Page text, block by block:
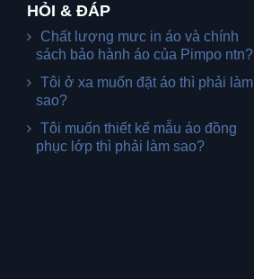
HỎI & ĐÁP
Chất lượng mưc in áo và chính
sách bảo hành áo của Pimpo ntn?
Tôi ở xa muốn đặt áo thì phải làm
sao?
Tôi muốn thiết kế mẫu áo đồng
phục lớp thì phải làm sao?